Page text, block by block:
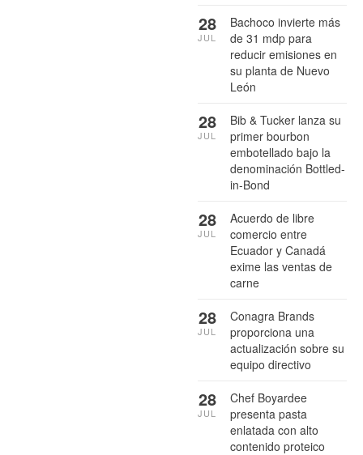
Bachoco invierte más
de 31 mdp para
reducir emisiones en
su planta de Nuevo
León
28
JUL
Bib & Tucker lanza su
primer bourbon
embotellado bajo la
denominación Bottled-
in-Bond
28
JUL
Acuerdo de libre
comercio entre
Ecuador y Canadá
exime las ventas de
carne
28
JUL
Conagra Brands
proporciona una
actualización sobre su
equipo directivo
28
JUL
Chef Boyardee
presenta pasta
enlatada con alto
contenido proteico
28
JUL